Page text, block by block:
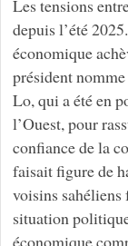
Les tensions
depuis l’été
économique
président
Lo, qui a été en
l’Ouest, pour
confiance de la
faisait figure de
voisins sahéliens
situation
économique